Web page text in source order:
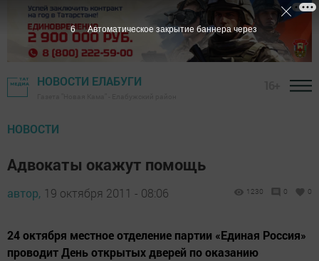
НОВОСТИ ЕЛАБУГИ
НОВОСТИ
Адвокаты окажут помощь
автор, 19 октября 2011 - 08:06 1230 0 0
24 октября местное отделение партии «Единая Россия»
проводит День открытых дверей по оказанию
5 Автоматическое закрытие баннера через